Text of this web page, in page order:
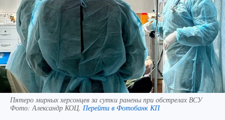
Пятеро мирных херсонцев за сутки ранены при обстрелах ВСУ
Фото: Александр КОЦ. Перейти в Фотобанк КП